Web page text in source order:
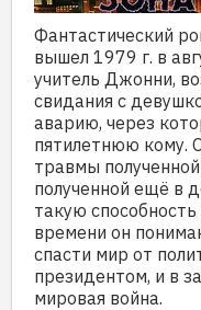
Фантастический
вышел 1979 г. в
учитель Джонни,
свидания с
аварию, через
пятилетнюю кому.
травмы
полученной ещё в
такую
времени он
спасти мир от
президентом, и в
мировая война.